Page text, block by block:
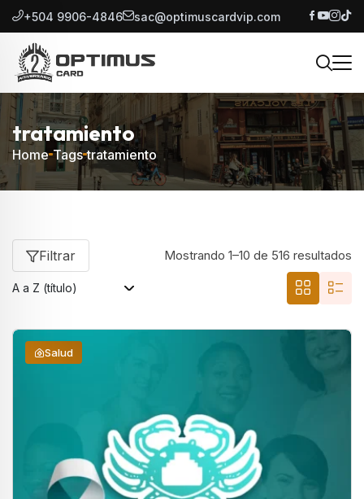
+504 9906-4846 sac@optimuscardvip.com
tratamiento
Home Tags tratamiento
Filtrar Mostrando 1–10 de 516 resultados
Salud